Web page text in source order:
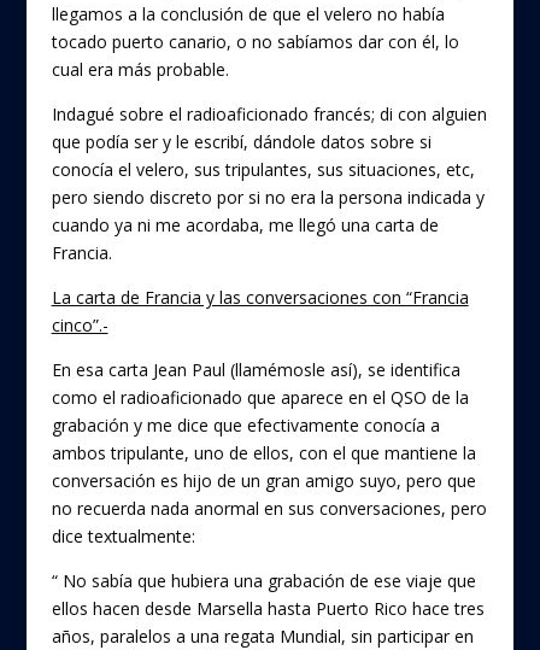
llegamos a la conclusión de que el velero no había
tocado puerto canario, o no sabíamos dar con él, lo
cual era más probable.
Indagué sobre el radioaficionado francés; di con alguien
que podía ser y le escribí, dándole datos sobre si
conocía el velero, sus tripulantes, sus situaciones, etc,
pero siendo discreto por si no era la persona indicada y
cuando ya ni me acordaba, me llegó una carta de
Francia.
La carta de Francia y las conversaciones con “Francia
cinco”.-
En esa carta Jean Paul (llamémosle así), se identifica
como el radioaficionado que aparece en el QSO de la
grabación y me dice que efectivamente conocía a
ambos tripulante, uno de ellos, con el que mantiene la
conversación es hijo de un gran amigo suyo, pero que
no recuerda nada anormal en sus conversaciones, pero
dice textualmente:
“ No sabía que hubiera una grabación de ese viaje que
ellos hacen desde Marsella hasta Puerto Rico hace tres
años, paralelos a una regata Mundial, sin participar en